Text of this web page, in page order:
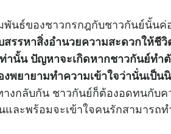
พันธ์ของชาวกรกฎกับชาวกันย์นั้นค่
รรหาสิ่งอำนวยความสะดวกให้ชี
านั้น ปัญหาจะเกิดหากชาวกันย์ทำ
พยายามทำความเข้าใจว่านั่นเป็
างกลับกัน ชาวกันย์ก็ต้องอดทนกับ
ละพร้อมจะเข้าใจคนรักสามารถ